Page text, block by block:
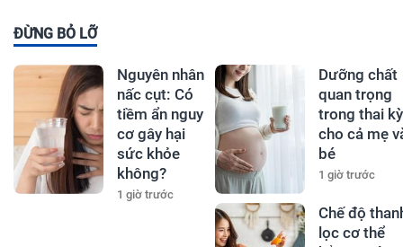
ĐỪNG BỎ LỠ
Nguyên nhân
nấc cụt: Có
tiềm ẩn nguy
cơ gây hại
sức khỏe
không?
1 giờ trước
Dưỡng chất
quan trọng
trong thai kỳ
cho cả mẹ
bé
1 giờ trước
Chế độ
lọc cơ thể